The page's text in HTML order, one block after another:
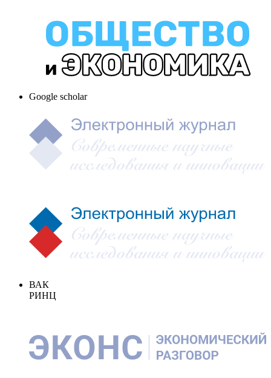
Google scholar
ВАК
РИНЦ